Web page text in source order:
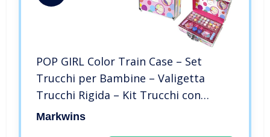
POP GIRL Color Train Case – Set
Trucchi per Bambine – Valigetta
Trucchi Rigida – Kit Trucchi con
Lucidalabbra Bambina, Smalti,
Markwins